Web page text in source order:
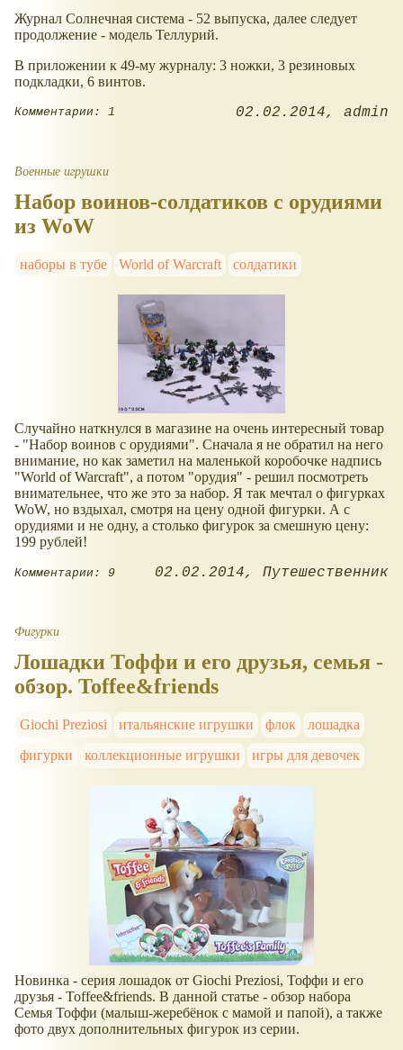
Журнал Солнечная система - 52 выпуска, далее следует
продолжение - модель Теллурий.
В приложении к 49-му журналу: 3 ножки, 3 резиновых
подкладки, 6 винтов.
Комментарии: 1 02.02.2014 admin
Военные игрушки
Набор воинов-солдатиков с орудиями
из WoW
наборы в тубе World of Warcraft солдатики
Случайно наткнулся в магазине на очень интересный товар
- "Набор воинов с орудиями". Сначала я не обратил на него
внимание, но как заметил на маленькой коробочке надпись
"World of Warcraft", а потом "орудия" - решил посмотреть
внимательнее, что же это за набор. Я так мечтал о фигурках
WoW, но вздыхал, смотря на цену одной фигурки. А с
орудиями и не одну, а столько фигурок за смешную цену:
199 рублей!
Комментарии: 9 02.02.2014 Путешественник
Фигурки
Лошадки Тоффи и его друзья, семья -
обзор. Toffee&friends
Giochi Preziosi итальянские игрушки флок
лошадка
фигурки
коллекционные игрушки игры для девочек
Новинка - серия лошадок от Giochi Preziosi, Тоффи и его
друзья - Toffee&friends. В данной статье - обзор набора
Семья Тоффи (малыш-жеребёнок с мамой и папой), а также
фото двух дополнительных фигурок из серии.